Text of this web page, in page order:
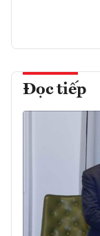
Đọc tiếp